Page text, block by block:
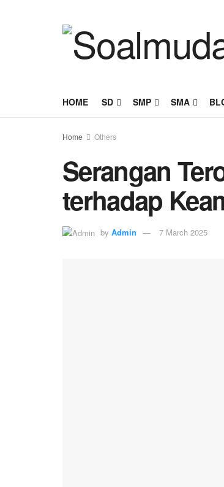
HOME SD SMP SMA
Home Others
Serangan
terhadap
by Admin 7 March 2025